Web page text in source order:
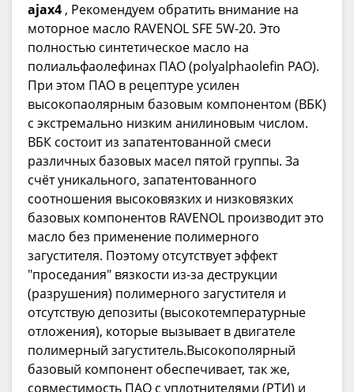
ajax4 , Рекомендуем обратить внимание на
моторное масло RAVENOL SFE 5W-20. Это
полностью синтетическое масло на
полиальфаолефинах ПАО (polyalphaolefin PAO).
При этом ПАО в рецептуре усилен
высокопаолярным базовым компонентом (ВБК)
с экстремально низким анилиновым числом.
ВБК состоит из запатентованной смеси
различных базовых масел пятой группы. За
счёт уникального, запатентованного
соотношения высоковязких и низковязких
базовых компонентов RAVENOL производит это
масло без применение полимерного
загустителя. Поэтому отсутствует эффект
"проседания" вязкости из-за деструкции
(разрушения) полимерного загустителя и
отсутствую депозиты (высокотемпературные
отложения), которые вызывает в двигателе
полимерный загуститель.Высокополярный
базовый компонент обеспечивает, так же,
совместимость ПАО с уплотнителями (РТИ) и